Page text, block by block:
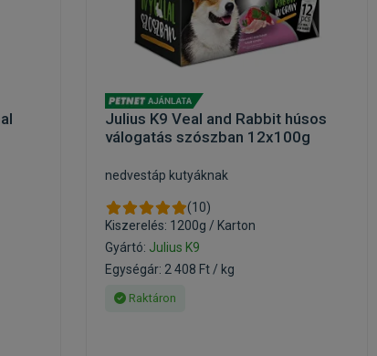
Julius K9 Veal and Rabbit húsos
válogatás szószban 12x100g
nedvestáp kutyáknak
(10)
Kiszerelés: 1200g / Karton
Gyártó: Julius K9
Egységár: 2 408 Ft / kg
Raktáron